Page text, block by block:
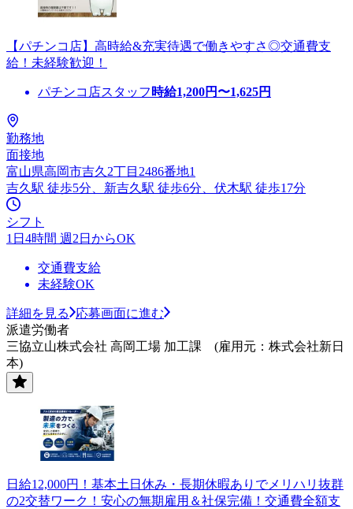
【パチンコ店】高時給&充実待遇で働きやすさ◎交通費支
給！未経験歓迎！
パチンコ店スタッフ 時給1,200円〜1,625円
勤務地
面接地
富山県高岡市吉久2丁目2486番地1
吉久駅 徒歩5分、新吉久駅 徒歩6分、伏木駅 徒歩17分
シフト
1日4時間 週2日からOK
交通費支給
未経験OK
詳細を見る
応募画面に進む
派遣労働者
三協立山株式会社 高岡工場 加工課 (雇用元：株式会社新日
本)
日給12,000円！基本土日休み・長期休暇ありでメリハリ抜群
の2交替ワーク！安心の無期雇用＆社保完備！交通費全額支